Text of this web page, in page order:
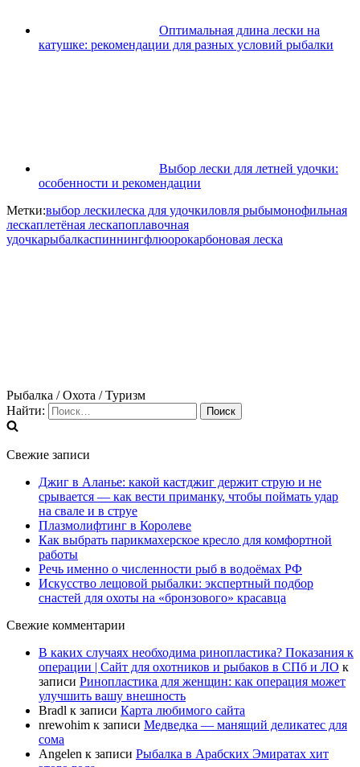
Оптимальная длина лески на
катушке: рекомендации для разных условий рыбалки
Выбор лески для летней удочки:
особенности и рекомендации
Метки:выбор лескилеска для удочкиловля рыбымонофильная
лескаплетёная лескапоплавочная
удочкарыбалкаспиннингфлюорокарбоновая леска
Рыбалка / Охота / Туризм
Найти:
Свежие записи
Джиг в Аланье: какой кастджиг держит струю и не
срывается — как вести приманку, чтобы поймать удар
на свале и в струе
Плазмолифтинг в Королеве
Как выбрать парикмахерское кресло для комфортной
работы
Речь именно о численности рыб в водоёмах РФ
Искусство лещовой рыбалки: экспертный подбор
снастей для охоты на «бронзового» красавца
Свежие комментарии
В каких случаях необходима ринопластика? Показания к
операции | Сайт для охотников и рыбаков в СПб и ЛО к
записи Ринопластика для женщин: как операция может
улучшить вашу внешность
Bradl к записи Карта любимого сайта
nrewohim к записи Медведка — манящий деликатес для
сома
Angelen к записи Рыбалка в Арабских Эмиратах хит